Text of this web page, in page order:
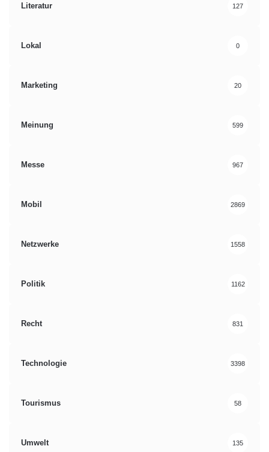
Literatur 127
Lokal 0
Marketing 20
Meinung 599
Messe 967
Mobil 2869
Netzwerke 1558
Politik 1162
Recht 831
Technologie 3398
Tourismus 58
Umwelt 135